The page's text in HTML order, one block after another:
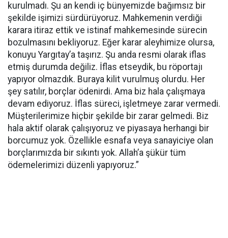
kurulmadı. Şu an kendi iç bünyemizde bağımsız bir
şekilde işimizi sürdürüyoruz. Mahkemenin verdiği
karara itiraz ettik ve istinaf mahkemesinde sürecin
bozulmasını bekliyoruz. Eğer karar aleyhimize olursa,
konuyu Yargıtay’a taşırız. Şu anda resmi olarak iflas
etmiş durumda değiliz. İflas etseydik, bu röportajı
yapıyor olmazdık. Buraya kilit vurulmuş olurdu. Her
şey satılır, borçlar ödenirdi. Ama biz hala çalışmaya
devam ediyoruz. İflas süreci, işletmeye zarar vermedi.
Müşterilerimize hiçbir şekilde bir zarar gelmedi. Biz
hala aktif olarak çalışıyoruz ve piyasaya herhangi bir
borcumuz yok. Özellikle esnafa veya sanayiciye olan
borçlarımızda bir sıkıntı yok. Allah’a şükür tüm
ödemelerimizi düzenli yapıyoruz.”